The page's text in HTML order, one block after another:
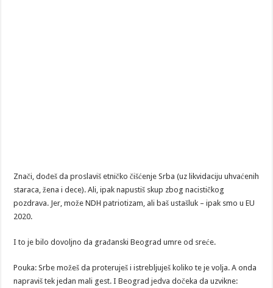
Znači, dođeš da proslaviš etničko čišćenje Srba (uz likvidaciju uhvaćenih
staraca, žena i dece). Ali, ipak napustiš skup zbog nacističkog
pozdrava. Jer, može NDH patriotizam, ali baš ustašluk – ipak smo u EU
2020.
I to je bilo dovoljno da građanski Beograd umre od sreće.
Pouka: Srbe možeš da proteruješ i istrebljuješ koliko te je volja. A onda
napraviš tek jedan mali gest. I Beograd jedva dočeka da uzvikne: